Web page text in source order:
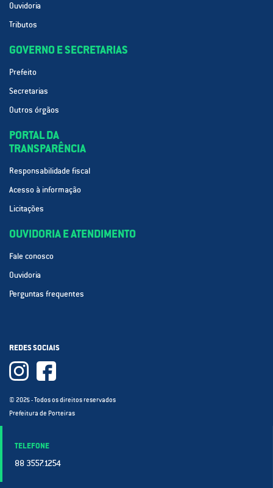
Ouvidoria
Tributos
GOVERNO E SECRETARIAS
Prefeito
Secretarias
Outros órgãos
PORTAL DA
TRANSPARÊNCIA
Responsabilidade fiscal
Acesso à informação
Licitações
OUVIDORIA E ATENDIMENTO
Fale conosco
Ouvidoria
Perguntas frequentes
REDES SOCIAIS
© 2025 - Todos os direitos reservados
Prefeitura de Porteiras
TELEFONE
88 3557.1254